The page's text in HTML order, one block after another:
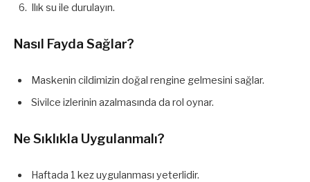
Ilık su ile durulayın.
Nasıl Fayda Sağlar?
Maskenin cildimizin doğal rengine gelmesini sağlar.
Sivilce izlerinin azalmasında da rol oynar.
Ne Sıklıkla Uygulanmalı?
Haftada 1 kez uygulanması yeterlidir.